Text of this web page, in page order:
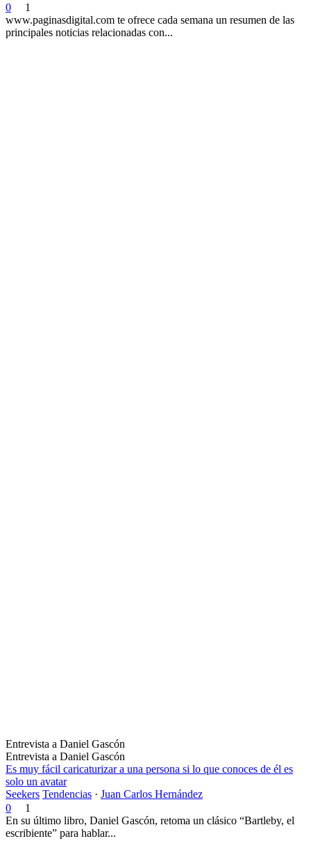
0
1
www.paginasdigital.com te ofrece cada semana un resumen de las
principales noticias relacionadas con...
Entrevista a Daniel Gascón
Entrevista a Daniel Gascón
Es muy fácil caricaturizar a una persona si lo que conoces de él es
solo un avatar
Seekers Tendencias · Juan Carlos Hernández
0
1
En su último libro, Daniel Gascón, retoma un clásico “Bartleby, el
escribiente” para hablar...